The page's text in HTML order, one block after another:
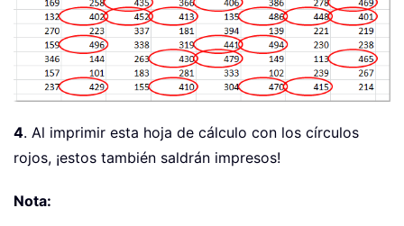
4. Al imprimir esta hoja de cálculo con los círculos
rojos, ¡estos también saldrán impresos!
Nota: